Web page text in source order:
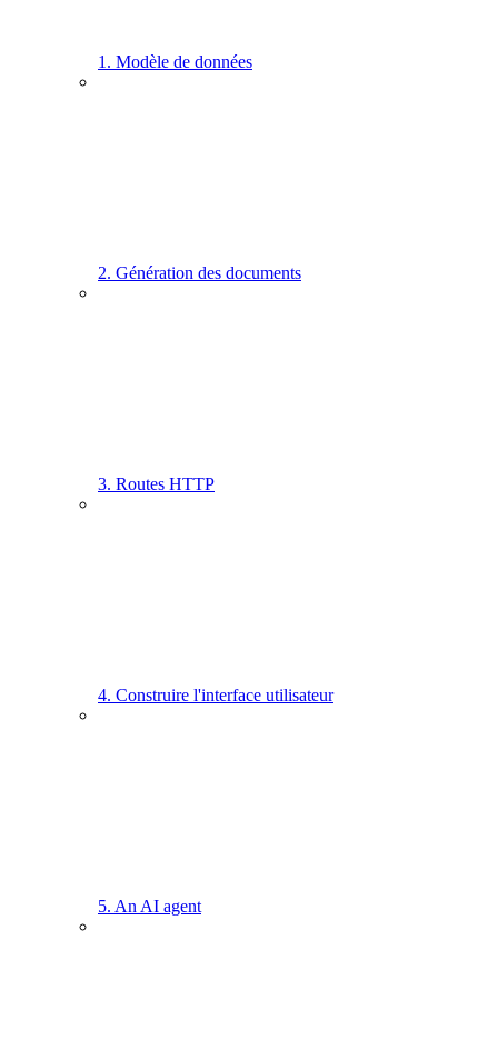
1. Modèle de données
2. Génération des documents
3. Routes HTTP
4. Construire l'interface utilisateur
5. An AI agent